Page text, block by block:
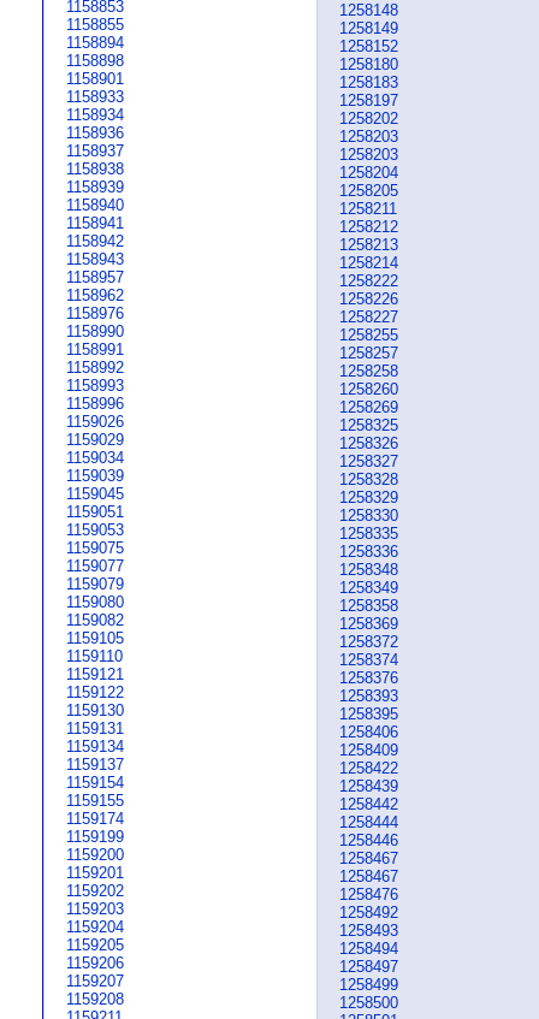
1158853
1158855
1158894
1158898
1158901
1158933
1158934
1158936
1158937
1158938
1158939
1158940
1158941
1158942
1158943
1158957
1158962
1158976
1158990
1158991
1158992
1158993
1158996
1159026
1159029
1159034
1159039
1159045
1159051
1159053
1159075
1159077
1159079
1159080
1159082
1159105
1159110
1159121
1159122
1159130
1159131
1159134
1159137
1159154
1159155
1159174
1159199
1159200
1159201
1159202
1159203
1159204
1159205
1159206
1159207
1159208
1258148
1258149
1258152
1258180
1258183
1258197
1258202
1258203
1258203
1258204
1258205
1258211
1258212
1258213
1258214
1258222
1258226
1258227
1258255
1258257
1258258
1258260
1258269
1258325
1258326
1258327
1258328
1258329
1258330
1258335
1258336
1258348
1258349
1258358
1258369
1258372
1258374
1258376
1258393
1258395
1258406
1258409
1258422
1258439
1258442
1258444
1258446
1258467
1258467
1258476
1258492
1258493
1258494
1258497
1258499
1258500